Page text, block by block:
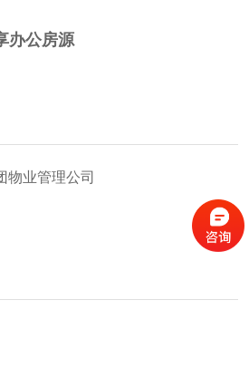
过各种资源平台的组织与整合，突破传
现创意资源与商务资源的共生，复合价
色的独栋办公楼，按国际理念设计，穿
间格局、特别的层高、采光设计，使内
者自由的空间享受。
办公成为一种彻底的享受。招商主要面对
建筑设计类企业。而在租金方面，弘基·创
方米/天左右，从其市中心的位置来看，
在500-600平米，总高为5层。2号楼和
高为2层，目前是餐厅。
办公房源
物业管理公司